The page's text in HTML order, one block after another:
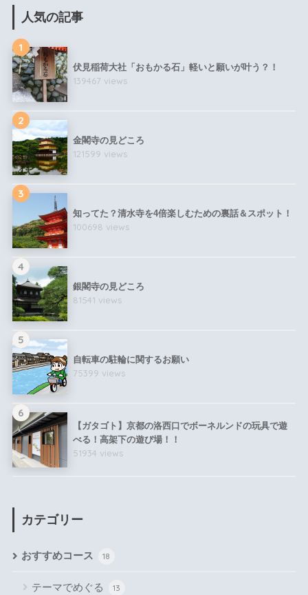
人気の記事
1
伏見稲荷大社「おもかる石」軽いと願いが叶う？！
139467 views
2
金閣寺の見どころ
121599 views
3
知ってた？清水寺を4倍楽しむための裏話＆スポット！
100698 views
4
銀閣寺の見どころ
81541 views
5
自転車の駐輪に関するお願い
75399 views
6
【ガタゴト】京都の洛西口でボーネルンドの玩具で遊
べる！高架下の遊び場！！
51934 views
カテゴリー
おすすめコース 18
テーマでめぐる 13